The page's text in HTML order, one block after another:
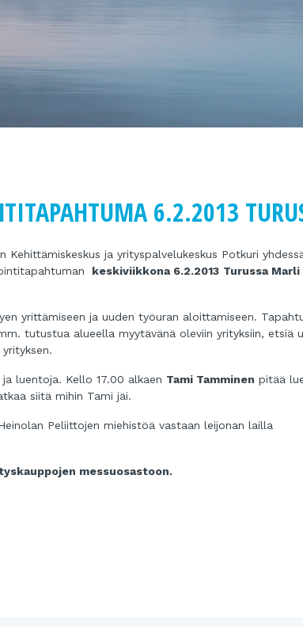
6.2.2013
ja yrityspalvelukeskus Potkuri
keskiviikkona 6.2.2013 Turussa Marli
yrittämiseen ja uuden työuran aloittamiseen.
tutustua alueella myytävänä oleviin yrityksiin, etsiä
luentoja. Kello 17.00 alkaen Tami Tamminen pitää
siitä mihin Tami jäi.
Peliittojen miehistöä vastaan leijonan lailla
messuosastoon.